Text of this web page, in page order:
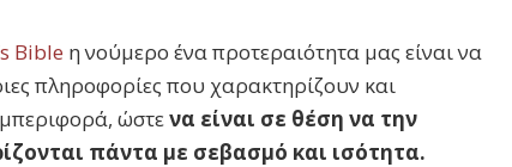
Bible η νούμερο ένα προτεραιότητα μας είναι να
πληροφορίες που χαρακτηρίζουν και
ώστενα είναι σε θέση να την
πάντα με σεβασμό και ισότητα.